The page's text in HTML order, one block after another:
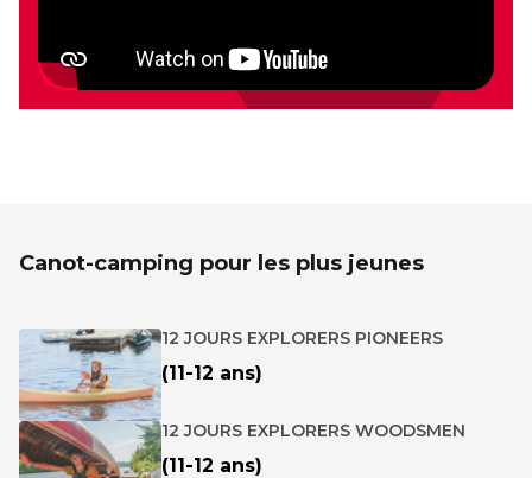
Canot-camping pour les plus jeunes
(11-12 ans)
12 JOURS EXPLORERS PIONEERS
(11-12 ans)
12 JOURS EXPLORERS WOODSMEN